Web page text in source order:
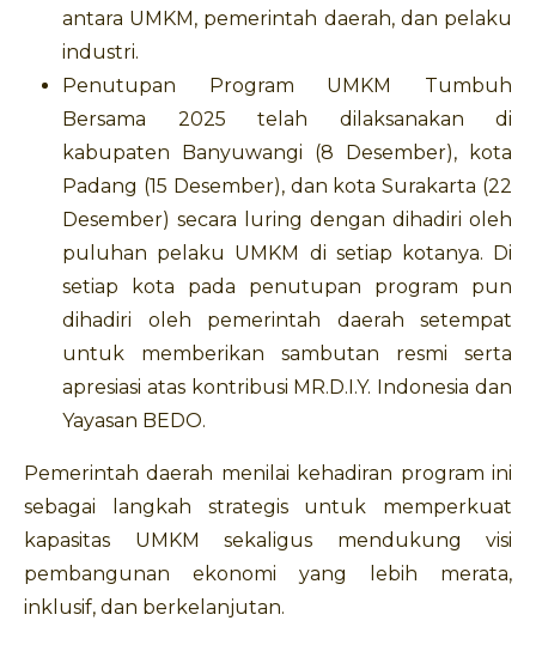
antara UMKM, pemerintah daerah, dan pelaku
industri.
Penutupan Program UMKM Tumbuh
Bersama 2025 telah dilaksanakan di
kabupaten Banyuwangi (8 Desember), kota
Padang (15 Desember), dan kota Surakarta (22
Desember) secara luring dengan dihadiri oleh
puluhan pelaku UMKM di setiap kotanya. Di
setiap kota pada penutupan program pun
dihadiri oleh pemerintah daerah setempat
untuk memberikan sambutan resmi serta
apresiasi atas kontribusi MR.D.I.Y. Indonesia dan
Yayasan BEDO.
Pemerintah daerah menilai kehadiran program ini
sebagai langkah strategis untuk memperkuat
kapasitas UMKM sekaligus mendukung visi
pembangunan ekonomi yang lebih merata,
inklusif, dan berkelanjutan.